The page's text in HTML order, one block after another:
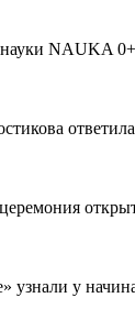
NAUKA
узнали у